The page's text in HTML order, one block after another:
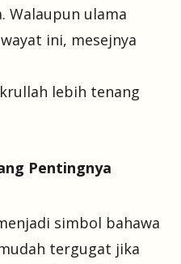
Walaupun ulama
ini, mesejnya
lebih tenang
Pentingnya
simbol bahawa
tergugat jika